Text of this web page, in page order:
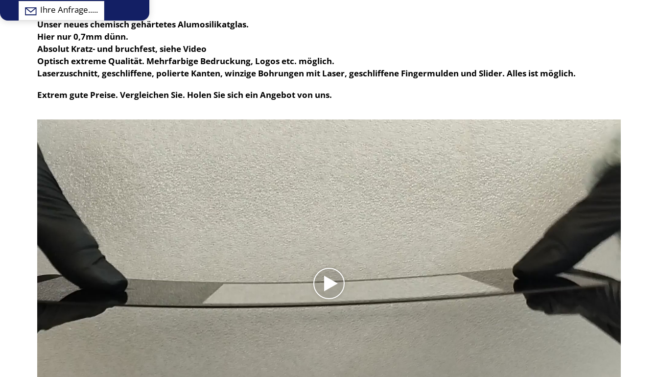
Unser neues chemisch gehärtetes Alumosilikatglas.
Hier nur 0,7mm dünn.
Absolut Kratz- und bruchfest, siehe Video
Optisch extreme Qualität. Mehrfarbige Bedruckung, Logos etc. möglich.
Laserzuschnitt, geschliffene, polierte Kanten, winzige Bohrungen mit Laser, geschliffene Fingermulden und Slider. Alles ist möglich.
Extrem gute Preise. Vergleichen Sie. Holen Sie sich ein Angebot von uns.
Ihre Anfrage.....